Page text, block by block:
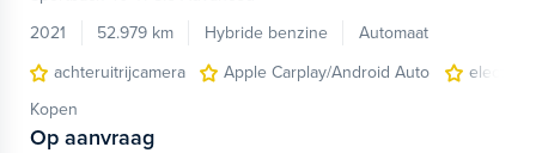
2021
52.979 km Hybride benzine
Automaat
achteruitrijcamera
Apple Carplay/Android Auto
Kopen
Op aanvraag